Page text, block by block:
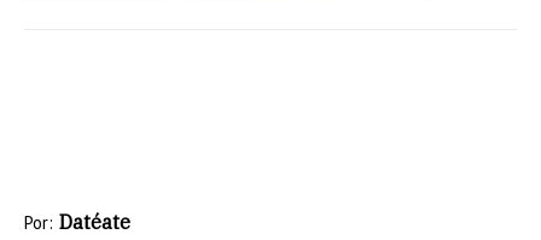
Por: Datéate